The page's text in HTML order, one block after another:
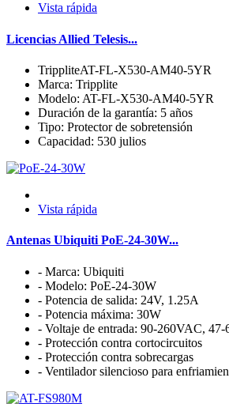
Vista rápida
Licencias Allied Telesis...
TrippliteAT-FL-X530-AM40-5YR
Marca: Tripplite
Modelo: AT-FL-X530-AM40-5YR
Duración de la garantía: 5 años
Tipo: Protector de sobretensión
Capacidad: 530 julios
Vista rápida
Antenas Ubiquiti PoE-24-30W...
- Marca: Ubiquiti
- Modelo: PoE-24-30W
- Potencia de salida: 24V, 1.25A
- Potencia máxima: 30W
- Voltaje de entrada: 90-260VAC, 47-
- Protección contra cortocircuitos
- Protección contra sobrecargas
- Ventilador silencioso para